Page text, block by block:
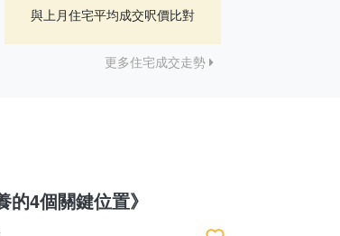
與上月住宅平均成交呎價比對
更多住宅成交走勢
的4個關鍵位置》